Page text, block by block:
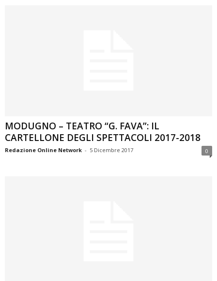
MODUGNO – TEATRO “G. FAVA”: IL
CARTELLONE DEGLI SPETTACOLI 2017-2018
Redazione Online Network - 5 Dicembre 2017 0